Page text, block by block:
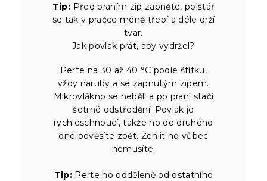
Tip: Před praním zip zapněte, polštář
se tak v pračce méně třepí a déle drží
tvar.
Jak povlak prát, aby vydržel?
Perte na 30 až 40 °C podle štítku,
vždy naruby a se zapnutým zipem.
Mikrovlákno se nebělí a po praní stačí
šetrné odstředění. Povlak je
rychleschnoucí, takže ho do druhého
dne pověsíte zpět. Žehlit ho vůbec
nemusíte.
Tip: Perte ho odděleně od ostatního